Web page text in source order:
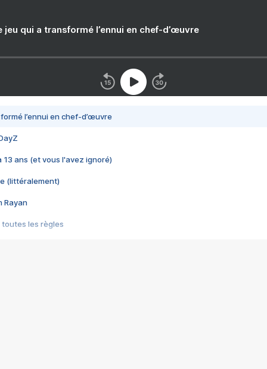
jeu qui a transformé l’ennui en chef-d’œuvre
l’ennui en chef-d’œuvre
13 ans (et vous l'avez ignoré)
(littéralement)
Rayan
toutes les règles